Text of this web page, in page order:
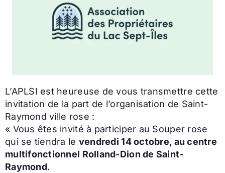
L’APLSI est heureuse de vous transmettre cette
invitation de la part de l’organisation de Saint-
Raymond ville rose :
« Vous êtes invité à participer au Souper rose
qui se tiendra le vendredi 14 octobre, au centre
multifonctionnel Rolland-Dion de Saint-
Raymond.